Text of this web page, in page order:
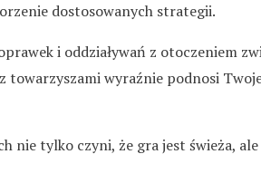
dostosowanych strategii.
i oddziaływań z otoczeniem
towarzyszami wyraźnie podnosi
nie tylko czyni, że gra jest świeża,